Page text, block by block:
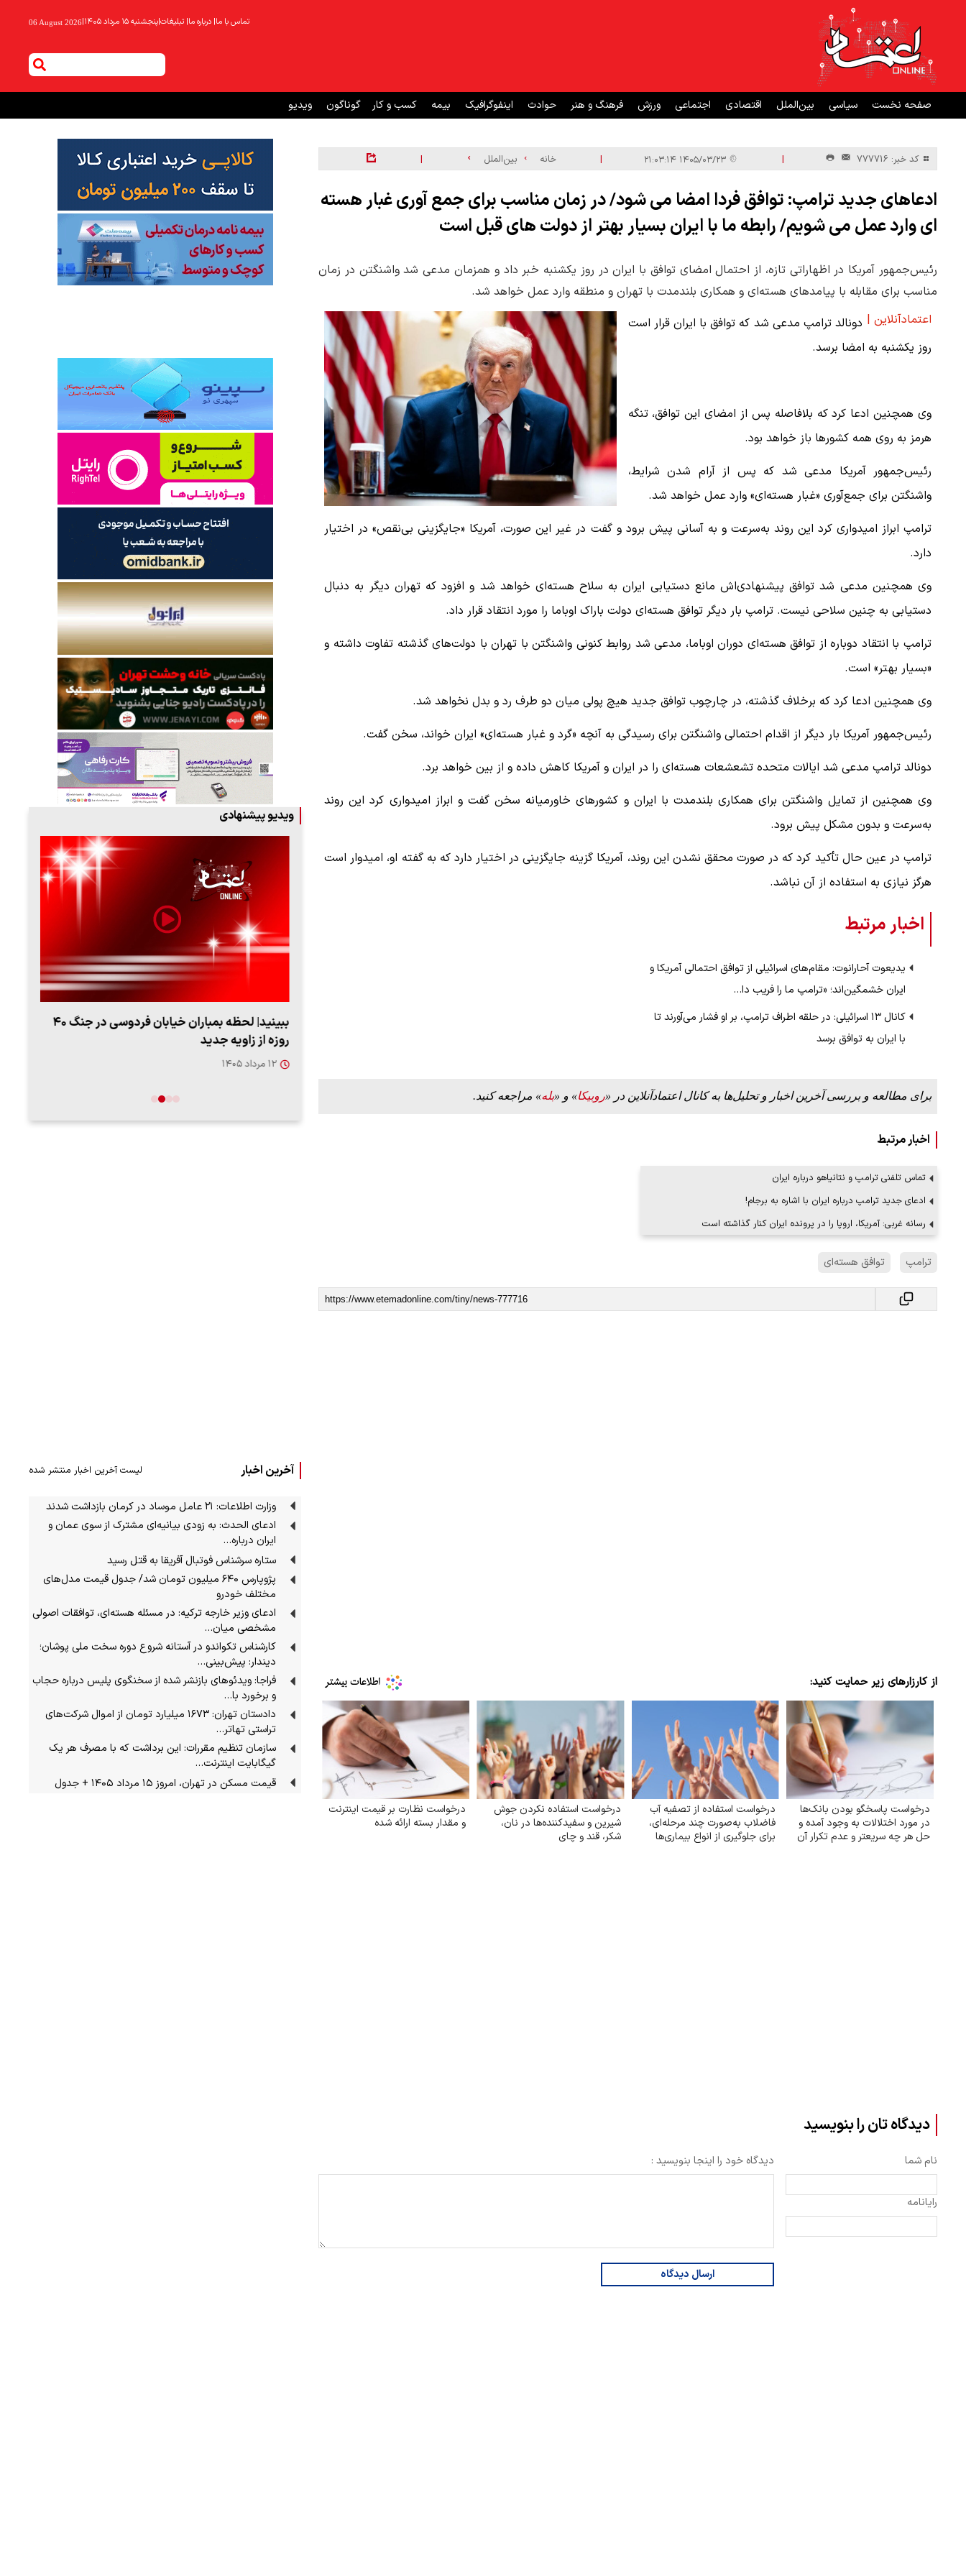
تماس با ما| درباره ما| تبلیغات|پنجشنبه ۱۵ مرداد ۱۴۰۵ |
06 August 2026
صفحه نخست سیاسی بین‌الملل اقتصادی اجتماعی ورزش فرهنگ و هنر حوادث اینفوگرافیک بیمه کسب و کار گوناگون ویدیو
کد خبر: 777716 | ۱۴۰۵/۰۳/۲۳ ۲۱:۰۳:۱۴ | خانه بین‌الملل |
ادعاهای جدید ترامپ: توافق فردا امضا می شود/ در زمان مناسب برای جمع آوری غبار هسته
ای وارد عمل می شویم/ رابطه ما با ایران بسیار بهتر از دولت های قبل است
رئیس‌جمهور آمریکا در اظهاراتی تازه، از احتمال امضای توافق با ایران در روز یکشنبه خبر داد و همزمان مدعی شد واشنگتن در زمان
مناسب برای مقابله با پیامدهای هسته‌ای و همکاری بلندمدت با تهران و منطقه وارد عمل خواهد شد.
اعتمادآنلاین | دونالد ترامپ مدعی شد که توافق با ایران قرار است
روز یکشنبه به امضا برسد.
وی همچنین ادعا کرد که بلافاصله پس از امضای این توافق، تنگه
هرمز به روی همه کشورها باز خواهد بود.
رئیس‌جمهور آمریکا مدعی شد که پس از آرام شدن شرایط،
واشنگتن برای جمع‌آوری «غبار هسته‌ای» وارد عمل خواهد شد.
ترامپ ابراز امیدواری کرد این روند به‌سرعت و به آسانی پیش برود و گفت در غیر این صورت، آمریکا «جایگزینی بی‌نقص» در اختیار
دارد.
وی همچنین مدعی شد توافق پیشنهادی‌اش مانع دستیابی ایران به سلاح هسته‌ای خواهد شد و افزود که تهران دیگر به دنبال
دستیابی به چنین سلاحی نیست. ترامپ بار دیگر توافق هسته‌ای دولت باراک اوباما را مورد انتقاد قرار داد.
ترامپ با انتقاد دوباره از توافق هسته‌ای دوران اوباما، مدعی شد روابط کنونی واشنگتن با تهران با دولت‌های گذشته تفاوت داشته و
«بسیار بهتر» است.
وی همچنین ادعا کرد که برخلاف گذشته، در چارچوب توافق جدید هیچ پولی میان دو طرف رد و بدل نخواهد شد.
رئیس‌جمهور آمریکا بار دیگر از اقدام احتمالی واشنگتن برای رسیدگی به آنچه «گرد و غبار هسته‌ای» ایران خواند، سخن گفت.
دونالد ترامپ مدعی شد ایالات متحده تشعشعات هسته‌ای را در ایران و آمریکا کاهش داده و از بین خواهد برد.
وی همچنین از تمایل واشنگتن برای همکاری بلندمدت با ایران و کشورهای خاورمیانه سخن گفت و ابراز امیدواری کرد این روند
به‌سرعت و بدون مشکل پیش برود.
ترامپ در عین حال تأکید کرد که در صورت محقق نشدن این روند، آمریکا گزینه جایگزینی در اختیار دارد که به گفته او، امیدوار است
هرگز نیازی به استفاده از آن نباشد.
اخبار مرتبط
یدیعوت آحارانوت: مقام‌های اسرائیلی از توافق احتمالی آمریکا و
ایران خشمگین‌اند؛ «ترامپ ما را فریب دا…
کانال ۱۳ اسرائیلی: در حلقه اطراف ترامپ، بر او فشار می‌آورند تا
با ایران به توافق برسد
برای مطالعه و بررسی آخرین اخبار و تحلیل‌ها به کانال اعتمادآنلاین در «روبیکا» و «بله» مراجعه کنید.
اخبار مرتبط
تماس تلفنی ترامپ و نتانیاهو درباره ایران
ادعای جدید ترامپ درباره ایران با اشاره به برجام!
رسانه غربی: آمریکا، اروپا را در پرونده ایران کنار گذاشته است
ترامپ توافق هسته‌ای
از کارزارهای زیر حمایت کنید:
درخواست پاسخگو بودن بانک‌ها
در مورد اختلالات به وجود آمده و
حل هر چه سریعتر و عدم تکرار آن
درخواست استفاده از تصفیه آب
فاضلاب به‌صورت چند مرحله‌ای،
برای جلوگیری از انواع بیماری‌ها
درخواست استفاده نکردن جوش
شیرین و سفیدکننده‌ها در نان،
شکر، قند و چای
درخواست نظارت بر قیمت اینترنت
و مقدار بسته ارائه شده
دیدگاه تان را بنویسید
نام شما
رایانامه
دیدگاه خود را اینجا بنویسید :
ارسال دیدگاه
ویدیو پیشنهادی
به عادل
ببینید| روایت رئیس جمهور از لحظه حمله به بیت
رهبری
ببینید| لحظه بمباران خیابان فردوسی در جنگ ۴۰
روزه از زاویه جدید
۱۲ مرداد ۱۴۰۵
آخرین اخبار لیست آخرین اخبار منتشر شده
وزارت اطلاعات: ۲۱ عامل موساد در کرمان بازداشت شدند
ادعای الحدث: به زودی بیانیه‌ای مشترک از سوی عمان و
ایران درباره…
ستاره سرشناس فوتبال آفریقا به قتل رسید
پژوپارس ۶۴۰ میلیون تومان شد/ جدول قیمت مدل‌های
مختلف خودرو
ادعای وزیر خارجه ترکیه: در مسئله هسته‌ای، توافقات اصولی
مشخصی میان…
کارشناس تکواندو در آستانه شروع دوره سخت ملی پوشان؛
دیندار: پیش‌بینی…
فراجا: ویدئوهای بازنشر شده از سخنگوی پلیس درباره حجاب
و برخورد با…
دادستان تهران: ۱۶۷۳ میلیارد تومان از اموال شرکت‌های
تراستی تهاتر…
سازمان تنظیم مقررات: این برداشت که با مصرف هر یک
گیگابایت اینترنت…
قیمت مسکن در تهران، امروز ۱۵ مرداد ۱۴۰۵ + جدول